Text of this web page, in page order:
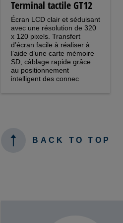
Terminal tactile GT12
Écran LCD clair et séduisant
avec une résolution de 320
x 120 pixels. Transfert
d’écran facile à réaliser à
l’aide d’une carte mémoire
SD, câblage rapide grâce
au positionnement
intelligent des connec
BACK TO TOP